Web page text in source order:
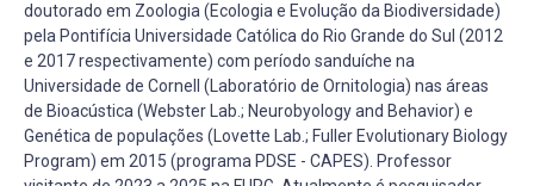
doutorado em Zoologia (Ecologia e Evolução da Biodiversidade)
pela Pontifícia Universidade Católica do Rio Grande do Sul (2012
e 2017 respectivamente) com período sanduíche na
Universidade de Cornell (Laboratório de Ornitologia) nas áreas
de Bioacústica (Webster Lab.; Neurobyology and Behavior) e
Genética de populações (Lovette Lab.; Fuller Evolutionary Biology
Program) em 2015 (programa PDSE - CAPES). Professor